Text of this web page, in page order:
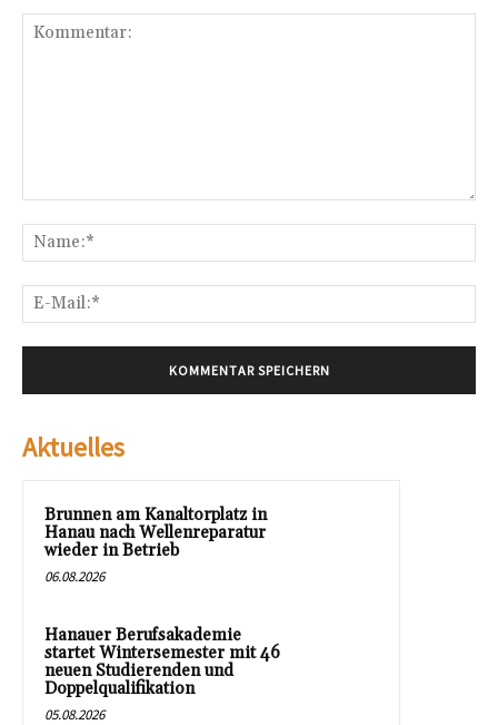
Aktuelles
Brunnen am Kanaltorplatz in
Hanau nach Wellenreparatur
wieder in Betrieb
06.08.2026
Hanauer Berufsakademie
startet Wintersemester mit 46
neuen Studierenden und
Doppelqualifikation
05.08.2026